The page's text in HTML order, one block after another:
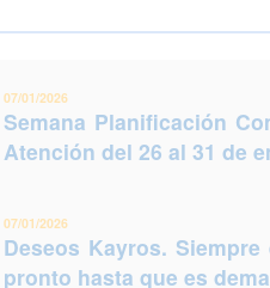
07/01/2026
Semana Planificación
Atención del 26 al 31 de
07/01/2026
Deseos Kayros. Siempre
pronto hasta que es